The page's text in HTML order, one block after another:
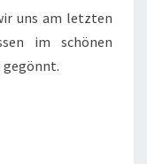
uns am letzten
im schönen